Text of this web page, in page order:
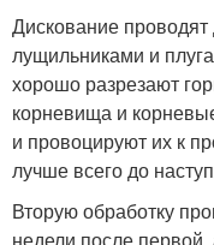
Дискование
лущильниками и
хорошо разрезают
корневища и
и провоцируют их к
лучше всего до
Вторую обработку